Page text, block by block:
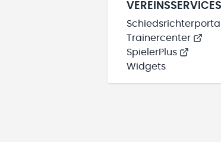
VEREINSSERVICES
Schiedsrichterportal
Trainercenter
SpielerPlus
Widgets